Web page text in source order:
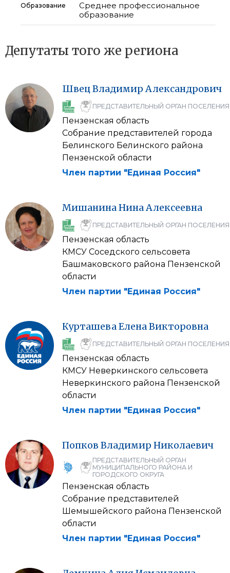
Образование
Среднее профессиональное
образование
Депутаты того же региона
ШвецВладимир Александрович
ПРЕДСТАВИТЕЛЬНЫЙ ОРГАН ПОСЕЛЕНИЯ
Пензенская область
Собрание представителей города
Белинского Белинского района
Пензенской области
Член партии "Единая Россия"
МишанинаНинаАлексеевна
ПРЕДСТАВИТЕЛЬНЫЙ ОРГАН ПОСЕЛЕНИЯ
Пензенская область
КМСУ Соседского сельсовета
Башмаковского района Пензенской
области
Член партии "Единая Россия"
КурташеваЕленаВикторовна
ПРЕДСТАВИТЕЛЬНЫЙ ОРГАН ПОСЕЛЕНИЯ
Пензенская область
КМСУ Неверкинского сельсовета
Неверкинского района Пензенской
области
Член партии "Единая Россия"
Попков Владимир Николаевич
ПРЕДСТАВИТЕЛЬНЫЙ ОРГАН
МУНИЦИПАЛЬНОГО РАЙОНА И
ГОРОДСКОГО ОКРУГА
Пензенская область
Собрание представителей
Шемышейского района Пензенской
области
Член партии "Единая Россия"